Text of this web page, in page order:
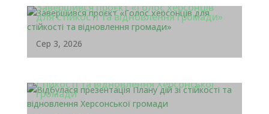
Завершився проєкт «Голос херсонців
для стійкості та відновлення громади»
Сер 3, 2026
стійкості та відновлення Херсонської
громади